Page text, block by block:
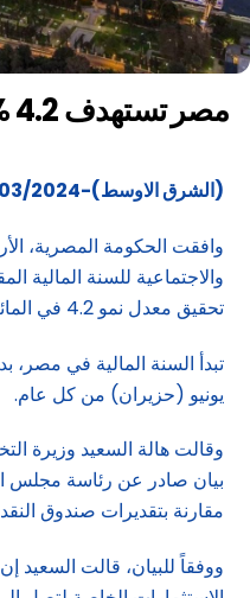
(الشرق الاوسط)-28/03/2024
وافقت الحكومة المصرية،
تحقيق معدل نمو 4.2 في المائة.
تبدأ السنة المالية في مصر،
يونيو (حزيران) من كل عام.
وقالت هالة السعيد وزيرة
بيان صادر عن رئاسة مجلس
مقارنة بتقديرات صندوق النقد الدولي
ووفقاً للبيان، قالت